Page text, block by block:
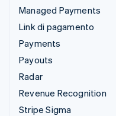
Managed Payments
Link di pagamento
Payments
Payouts
Radar
Revenue Recognition
Stripe Sigma